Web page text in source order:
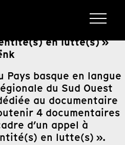
en lutte(s) »
Pays basque en langue
du Sud Ouest
au documentaire
4 documentaires
d’un appel à
en lutte(s) ».